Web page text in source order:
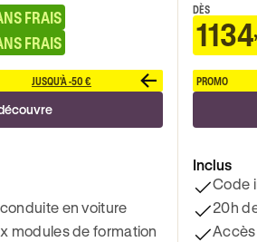
FRAIS
FRAIS
JUSQU'À -50 €
en voiture
modules de formation
DÈS
1134
PROMO
Inclus
Code
20h